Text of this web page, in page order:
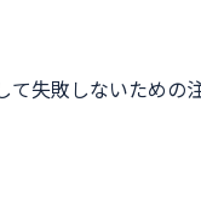
失敗しないための